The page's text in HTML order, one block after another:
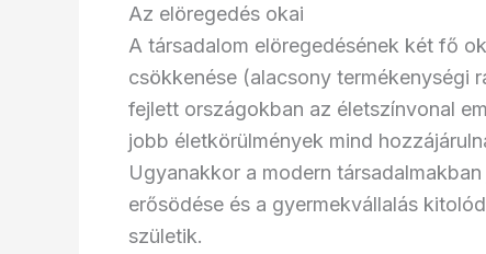
Az elöregedés okai
A társadalom elöregedésének két fő
csökkenése (alacsony termékenységi
fejlett országokban az életszínvonal
jobb életkörülmények mind
Ugyanakkor a modern
erősödése és a gyermekvállalás
születik.